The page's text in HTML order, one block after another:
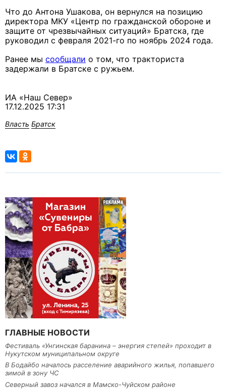
Что до Антона Ушакова, он вернулся на позицию
директора МКУ «Центр по гражданской обороне и
защите от чрезвычайных ситуаций» Братска, где
руководил с февраля 2021-го по ноябрь 2024 года.
Ранее мы сообщали о том, что тракториста
задержали в Братске с ружьем.
ИА «Наш Север»
17.12.2025 17:31
Власть Братск
ГЛАВНЫЕ НОВОСТИ
Фестиваль «Унгинская баранина – энергия степей» проходит в
Нукутском муниципальном округе
В Бодайбо началось расселение аварийного жилья, попавшего
зимой в зону ЧС
Северный завоз начался в Мамско-Чуйском районе